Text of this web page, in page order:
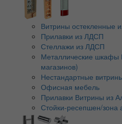
Витрины остекленные
Прилавки из ЛДСП
Стеллажи из ЛДСП
Металлические
магазинов)
Нестандартные
Офисная мебель
Прилавки Витрины из
Стойки-ресепшен/зона